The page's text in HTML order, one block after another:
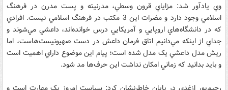
وي يادآور شد: مزاياي قرون وسطي، مدرنيته و پست مدرن در فرهنگ
اسلامي وجود دارد و مضرات اين 3 مکتب در فرهنگ اسلامي نيست. افرادي
که در دانشگاه‌هاي اروپايي و آمريکايي درس خواند‌ه‌اند، داعشي مي‌شوند و
جداي از اينکه مي‌دانيم اتاق فرمان داعش در دست صهيونيست‌هاست، اما
ريش مدل داعشي يک مدل شده است؛ پيام اين موضوع داراي اهميت است
و بايد بدانيد که زماني امکان نداشت اين حرف‌ها مد شود.